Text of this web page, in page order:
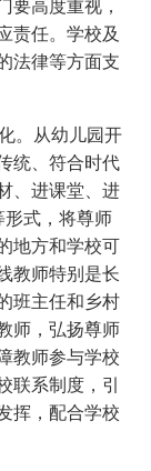
要高度重视，
责任。学校及
法律等方面支
。从幼儿园开
统、符合时代
、进课堂、进
式，将尊师
地方和学校可
教师特别是长
班主任和乡村
师，弘扬尊师
教师参与学校
联系制度，引
挥，配合学校